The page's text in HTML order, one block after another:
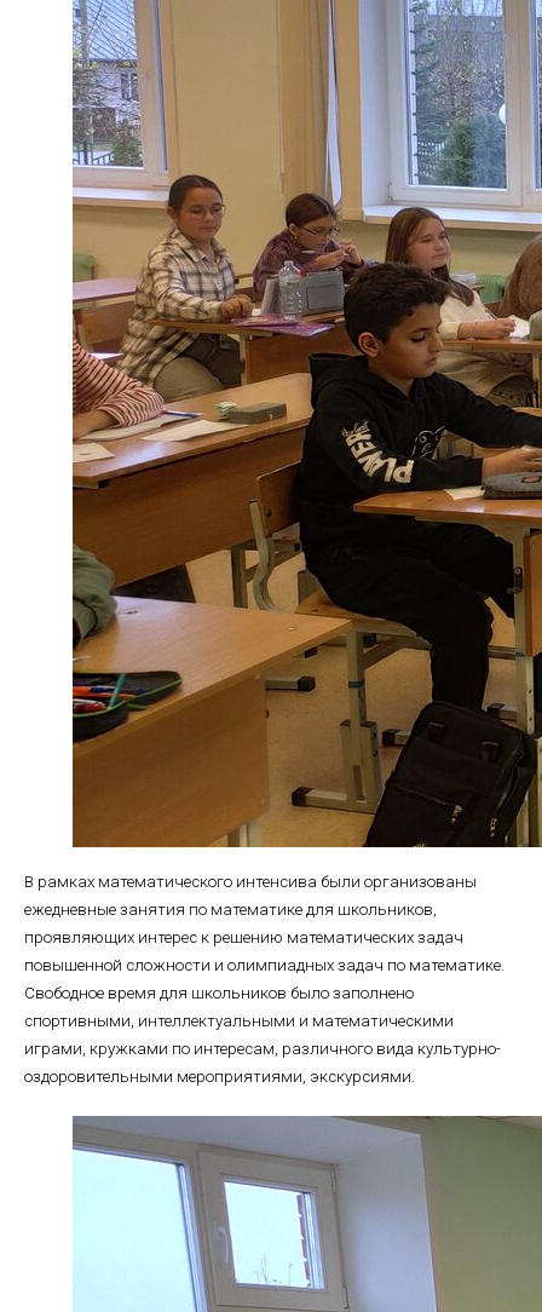
В рамках математического интенсива были организованы
ежедневные занятия по математике для школьников,
проявляющих интерес к решению математических задач
повышенной сложности и олимпиадных задач по математике.
Свободное время для школьников было заполнено
спортивными, интеллектуальными и математическими
играми, кружками по интересам, различного вида культурно-
оздоровительными мероприятиями, экскурсиями.